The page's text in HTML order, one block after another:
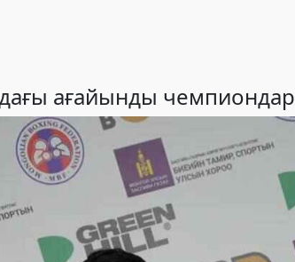
ағайынды чемпиондар